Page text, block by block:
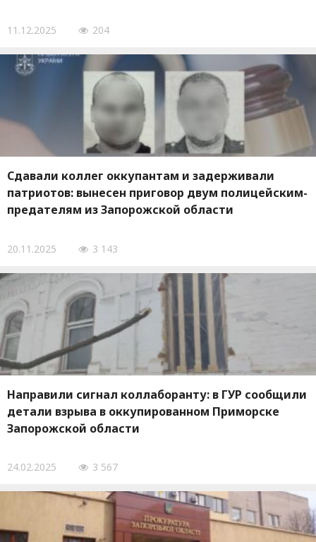
11.12.2025 204
Сдавали коллег оккупантам и задерживали
патриотов: вынесен приговор двум полицейским-
предателям из Запорожской области
20.11.2025 3 143
Направили сигнал коллаборанту: в ГУР сообщили
детали взрыва в оккупированном Приморске
Запорожской области
24.02.2025 3 567